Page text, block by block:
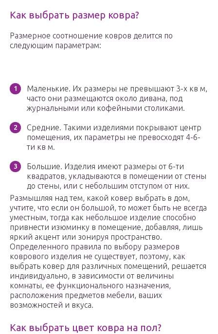
Как выбрать размер ковра?
Размерное соотношение ковров делится по
следующим параметрам:
Маленькие. Их размеры не превышают 3-х кв м,
часто они размещаются около дивана, под
журнальными или кофейными столиками.
Средние. Такими изделиями покрывают центр
помещения, их параметры не превосходят 4-6-
ти кв м.
Большие. Изделия имеют размеры от 6-ти
квадратов, укладываются в помещении от стены
до стены, или с небольшим отступом от них.
Размышляя над тем, какой ковер выбрать в дом,
учтите, что если он большой, то может быть не всегда
уместным, тогда как небольшое изделие способно
привнести изюминку в помещение, добавляя, лишь
яркий акцент или зонируя пространство.
Определенного правила по выбору размеров
коврового изделия не существует, поэтому, как
выбрать ковер для различных помещений, решается
индивидуально, в зависимости от величины
комнаты, ее функционального назначения,
расположения предметов мебели, ваших
возможностей и вкуса.
Как выбрать цвет ковра на пол?